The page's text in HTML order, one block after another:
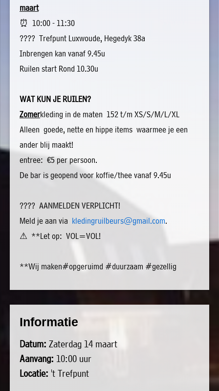
maart
⏰10:00 - 11:30
????Trefpunt Luxwoude, Hegedyk 38a
Inbrengen kan vanaf 9.45u
Ruilen start Rond 10.30u
WAT KUN JE RUILEN?
Zomerkleding in de maten152 t/m XS/S/M/L/XL
Alleengoede, nette en hippe itemswaarmee je een
ander blij maakt!
entree: €5 per persoon.
De bar is geopend voor koffie/thee vanaf 9.45u
???? AANMELDEN VERPLICHT!
Meld je aan via kledingruilbeurs@gmail.com.
⚠ **Let op: VOL=VOL!
**Wij maken#opgeruimd #duurzaam #gezellig
Informatie
Datum: Zaterdag 14 maart
Aanvang: 10:00 uur
Locatie: 't Trefpunt
»
Verenigingen
»
Bedrijven
»
Plaatselijk
belang
»
Informatie
lidmaatschap
't
Foto's
verhalen
Dossiers
Contact
Nieuwsbrieven
gemeente
bestuur
uit
de
volgende
personen:
Voorzitter
vacant
Secretaris
Michiel
Modderman
Penningmeester
vacant
Algemeen
lid
Anco
Hoen
Algemeen
lid
de